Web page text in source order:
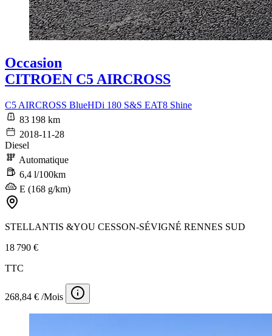
Occasion
CITROEN C5 AIRCROSS
C5 AIRCROSS BlueHDi 180 S&S EAT8 Shine
83 198 km
2018-11-28
Diesel
Automatique
6,4 l/100km
E (168 g/km)
STELLANTIS &YOU CESSON-SÉVIGNÉ RENNES SUD
18 790 €
TTC
268,84 € /Mois